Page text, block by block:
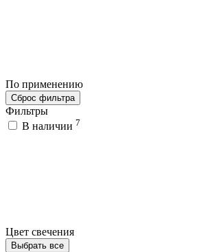
По применению
Сброс фильтра
Фильтры
В наличии 7
Цвет свечения
Выбрать все